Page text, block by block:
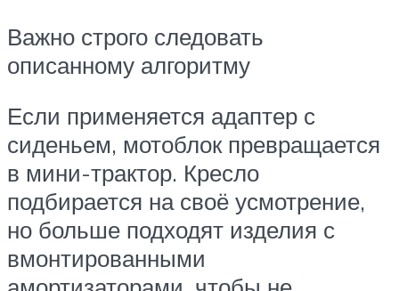
Важно строго следовать
описанному алгоритму
Если применяется адаптер с
сиденьем, мотоблок превращается
в мини-трактор. Кресло
подбирается на своё усмотрение,
но больше подходят изделия с
вмонтированными